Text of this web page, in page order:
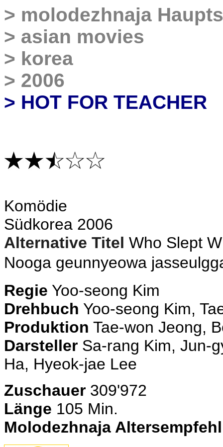
> molodezhnaja
> asian movies
> korea
> 2006
> HOT FOR TEACHER
Komödie
Südkorea 2006
Alternative Titel Who Slept
Nooga geunnyeowa
Regie Yoo-seong Kim
Drehbuch Yoo-seong Kim,
Produktion Tae-won Jeong,
Darsteller Sa-rang Kim, Jun-
Ha, Hyeok-jae Lee
Zuschauer 309'972
Länge 105 Min.
Molodezhnaja